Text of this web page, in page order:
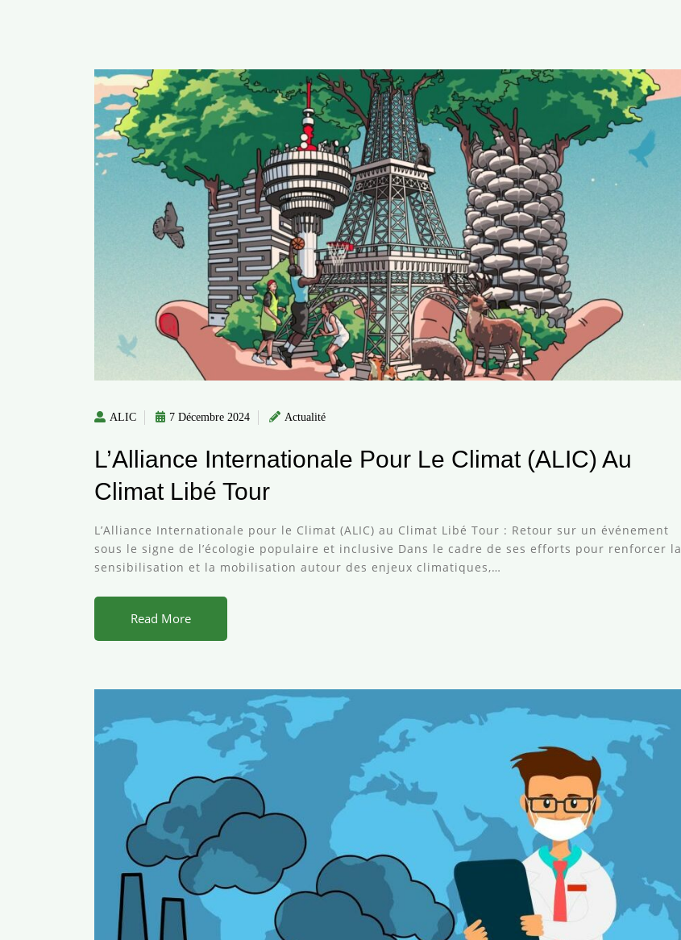
ALIC 7 Décembre 2024 Actualité
L’Alliance Internationale Pour Le Climat (ALIC) Au
Climat Libé Tour
L’Alliance Internationale pour le Climat (ALIC) au Climat Libé Tour : Retour sur un événement
sous le signe de l’écologie populaire et inclusive Dans le cadre de ses efforts pour renforcer la
sensibilisation et la mobilisation autour des enjeux climatiques,…
Read More